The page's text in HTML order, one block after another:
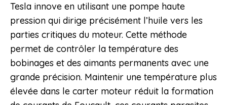
Tesla innove en utilisant une pompe haute
pression qui dirige précisément l’huile vers les
parties critiques du moteur. Cette méthode
permet de contrôler la température des
bobinages et des aimants permanents avec une
grande précision. Maintenir une température plus
élevée dans le carter moteur réduit la formation